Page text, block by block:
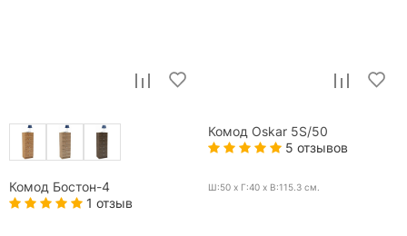
Комод Бостон-4
1 отзыв
Комод Oskar 5S/50
5 отзывов
Ш:50 x Г:40 x В:115.3 см.